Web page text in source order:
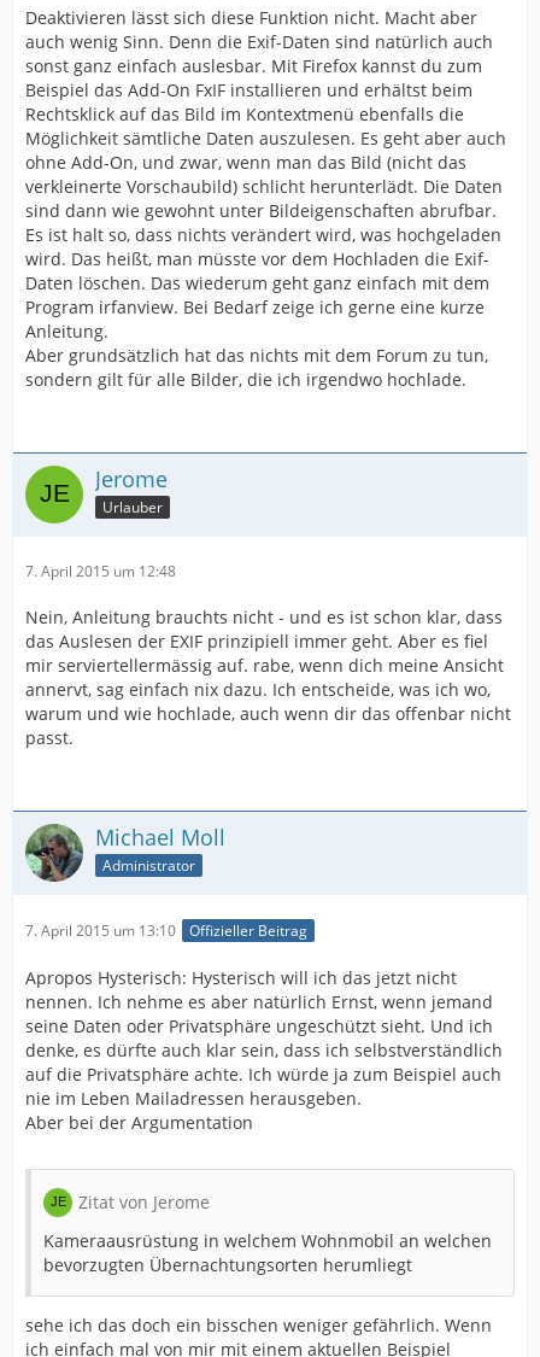
Deaktivieren lässt sich diese Funktion nicht. Macht aber
auch wenig Sinn. Denn die Exif-Daten sind natürlich auch
sonst ganz einfach auslesbar. Mit Firefox kannst du zum
Beispiel das Add-On FxIF installieren und erhältst beim
Rechtsklick auf das Bild im Kontextmenü ebenfalls die
Möglichkeit sämtliche Daten auszulesen. Es geht aber auch
ohne Add-On, und zwar, wenn man das Bild (nicht das
verkleinerte Vorschaubild) schlicht herunterlädt. Die Daten
sind dann wie gewohnt unter Bildeigenschaften abrufbar.
Es ist halt so, dass nichts verändert wird, was hochgeladen
wird. Das heißt, man müsste vor dem Hochladen die Exif-
Daten löschen. Das wiederum geht ganz einfach mit dem
Program irfanview. Bei Bedarf zeige ich gerne eine kurze
Anleitung.
Aber grundsätzlich hat das nichts mit dem Forum zu tun,
sondern gilt für alle Bilder, die ich irgendwo hochlade.
Jerome
Urlauber
7. April 2015 um 12:48
Nein, Anleitung brauchts nicht - und es ist schon klar, dass
das Auslesen der EXIF prinzipiell immer geht. Aber es fiel
mir serviertellermässig auf. rabe, wenn dich meine Ansicht
annervt, sag einfach nix dazu. Ich entscheide, was ich wo,
warum und wie hochlade, auch wenn dir das offenbar nicht
passt.
Michael Moll
Administrator
7. April 2015 um 13:10 Offizieller Beitrag
Apropos Hysterisch: Hysterisch will ich das jetzt nicht
nennen. Ich nehme es aber natürlich Ernst, wenn jemand
seine Daten oder Privatsphäre ungeschützt sieht. Und ich
denke, es dürfte auch klar sein, dass ich selbstverständlich
auf die Privatsphäre achte. Ich würde ja zum Beispiel auch
nie im Leben Mailadressen herausgeben.
Aber bei der Argumentation
Zitat von Jerome
Kameraausrüstung in welchem Wohnmobil an welchen
bevorzugten Übernachtungsorten herumliegt
sehe ich das doch ein bisschen weniger gefährlich. Wenn
ich einfach mal von mir mit einem aktuellen Beispiel